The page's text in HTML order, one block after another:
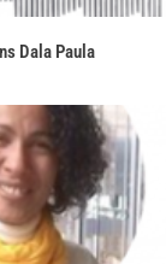
Dala Paula